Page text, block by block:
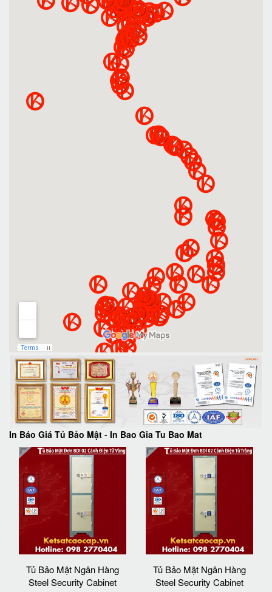
In Báo Giá Tủ Bảo Mật - In Bao Gia Tu Bao Mat
Tủ Bảo Mật Ngân Hàng
Steel Security Cabinet
Tủ Bảo Mật Ngân Hàng
Steel Security Cabinet